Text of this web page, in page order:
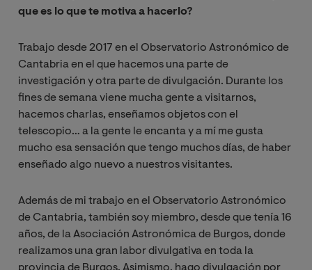
que es lo que te motiva a hacerlo?
Trabajo desde 2017 en el Observatorio Astronómico de
Cantabria en el que hacemos una parte de
investigación y otra parte de divulgación. Durante los
fines de semana viene mucha gente a visitarnos,
hacemos charlas, enseñamos objetos con el
telescopio… a la gente le encanta y a mí me gusta
mucho esa sensación que tengo muchos días, de haber
enseñado algo nuevo a nuestros visitantes.
Además de mi trabajo en el Observatorio Astronómico
de Cantabria, también soy miembro, desde que tenía 16
años, de la Asociación Astronómica de Burgos, donde
realizamos una gran labor divulgativa en toda la
provincia de Burgos. Asimismo, hago divulgación por